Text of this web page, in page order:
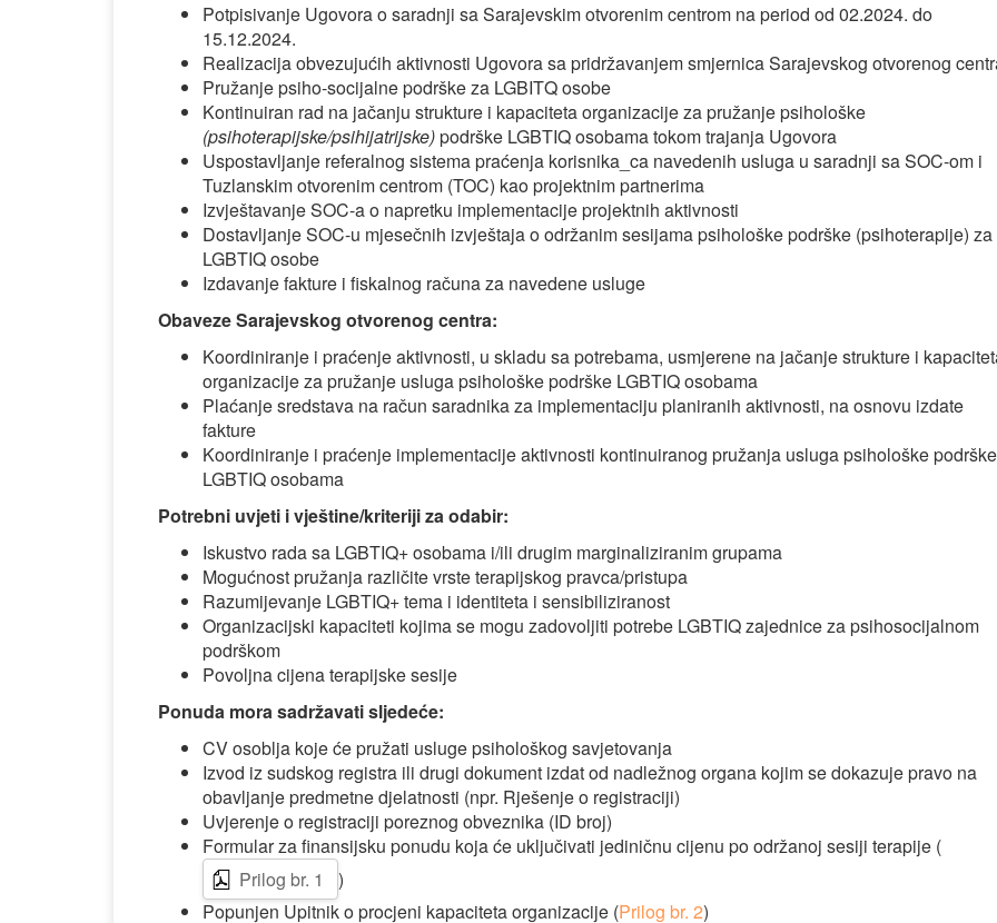
Potpisivanje Ugovora o saradnji sa Sarajevskim otvorenim centrom na period od 02.2024. do
15.12.2024.
Realizacija obvezujućih aktivnosti Ugovora sa pridržavanjem smjernica Sarajevskog otvorenog
Pružanje psiho-socijalne podrške za LGBITQ osobe
Kontinuiran rad na jačanju strukture i kapaciteta organizacije za pružanje psihološke
(psihoterapijske/psihijatrijske)podrške LGBTIQ osobama tokom trajanja Ugovora
Uspostavljanje referalnog sistema praćenja korisnika_ca navedenih usluga u saradnji sa SOC-om i
Tuzlanskim otvorenim centrom (TOC) kao projektnim partnerima
Izvještavanje SOC-a o napretku implementacije projektnih aktivnosti
Dostavljanje SOC-u mjesečnih izvještaja o održanim sesijama psihološke podrške (psihoterapije) za
LGBTIQ osobe
Izdavanje fakture i fiskalnog računa za navedene usluge
Obaveze Sarajevskog otvorenog centra:
Koordiniranje i praćenje aktivnosti, u skladu sa potrebama, usmjerene na jačanje strukture i
organizacije za pružanje usluga psihološke podrške LGBTIQ osobama
Plaćanje sredstava na račun saradnika za implementaciju planiranih aktivnosti, na osnovu izdate
fakture
Koordiniranje i praćenje implementacije aktivnosti kontinuiranog pružanja usluga psihološke podrške
LGBTIQ osobama
Potrebni uvjeti i vještine/kriteriji za odabir:
Iskustvo rada sa LGBTIQ+ osobama i/ili drugim marginaliziranim grupama
Mogućnost pružanja različite vrste terapijskog pravca/pristupa
Razumijevanje LGBTIQ+ tema i identiteta i sensibiliziranost
Organizacijski kapaciteti kojima se mogu zadovoljiti potrebe LGBTIQ zajednice za psihosocijalnom
podrškom
Povoljna cijena terapijske sesije
Ponuda mora sadržavati sljedeće:
CV osoblja koje će pružati usluge psihološkog savjetovanja
Izvod iz sudskog registra ili drugi dokument izdat od nadležnog organa kojim se dokazuje pravo na
obavljanje predmetne djelatnosti (npr. Rješenje o registraciji)
Uvjerenje o registraciji poreznog obveznika (ID broj)
Formular za finansijsku ponudu koja će uključivati jediničnu cijenu po održanoj sesiji terapije (
Prilog br. 1
)
Popunjen Upitnik o procjeni kapaciteta organizacije (Prilog br. 2)